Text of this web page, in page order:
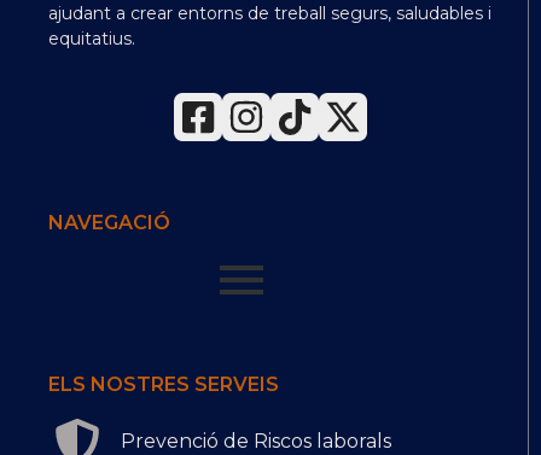
ajudant a crear entorns de treball segurs, saludables i
equitatius.
NAVEGACIÓ
ELS NOSTRES SERVEIS
Prevenció de Riscos laborals